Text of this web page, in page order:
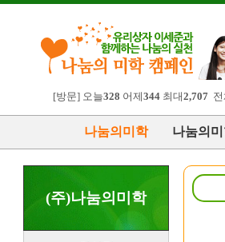
[방문] 오늘328 어제 344최대 2,707전
나눔의미학 나눔의
(주)나눔의미학